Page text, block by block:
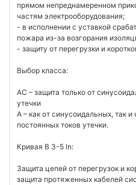
прямом непреднамеренном
частям электрооборудования;
- в исполнении с уставкой
пожара из-за возгорания
- защиту от перегрузки и
Выбор класса:
АС – защита только от
утечки
А – как от синусоидальных, так
постоянных токов утечки.
Кривая В 3-5 ln:
Защита цепей от перегрузок и
защита протяженных кабелей